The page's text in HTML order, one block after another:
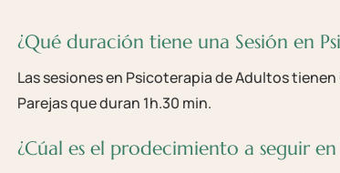
¿Qué duración tiene una Sesión en
Las sesiones en Psicoterapia de Adultos
Parejas que duran 1h.30 min.
¿Cúal es el prodecimiento a seguir